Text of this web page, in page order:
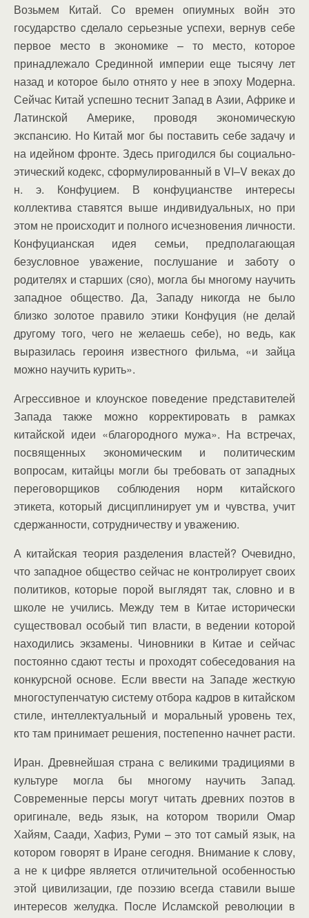
Возьмем Китай. Со времен опиумных войн это
государство сделало серьезные успехи, вернув себе
первое место в экономике – то место, которое
принадлежало Срединной империи еще тысячу лет
назад и которое было отнято у нее в эпоху Модерна.
Сейчас Китай успешно теснит Запад в Азии, Африке и
Латинской Америке, проводя экономическую
экспансию. Но Китай мог бы поставить себе задачу и
на идейном фронте. Здесь пригодился бы социально-
этический кодекс, сформулированный в VI–V веках до
н. э. Конфуцием. В конфуцианстве интересы
коллектива ставятся выше индивидуальных, но при
этом не происходит и полного исчезновения личности.
Конфуцианская идея семьи, предполагающая
безусловное уважение, послушание и заботу о
родителях и старших (сяо), могла бы многому научить
западное общество. Да, Западу никогда не было
близко золотое правило этики Конфуция (не делай
другому того, чего не желаешь себе), но ведь, как
выразилась героиня известного фильма, «и зайца
можно научить курить».
Агрессивное и клоунское поведение представителей
Запада также можно корректировать в рамках
китайской идеи «благородного мужа». На встречах,
посвященных экономическим и политическим
вопросам, китайцы могли бы требовать от западных
переговорщиков соблюдения норм китайского
этикета, который дисциплинирует ум и чувства, учит
сдержанности, сотрудничеству и уважению.
А китайская теория разделения властей? Очевидно,
что западное общество сейчас не контролирует своих
политиков, которые порой выглядят так, словно и в
школе не учились. Между тем в Китае исторически
существовал особый тип власти, в ведении которой
находились экзамены. Чиновники в Китае и сейчас
постоянно сдают тесты и проходят собеседования на
конкурсной основе. Если ввести на Западе жесткую
многоступенчатую систему отбора кадров в китайском
стиле, интеллектуальный и моральный уровень тех,
кто там принимает решения, постепенно начнет расти.
Иран. Древнейшая страна с великими традициями в
культуре могла бы многому научить Запад.
Современные персы могут читать древних поэтов в
оригинале, ведь язык, на котором творили Омар
Хайям, Саади, Хафиз, Руми – это тот самый язык, на
котором говорят в Иране сегодня. Внимание к слову,
а не к цифре является отличительной особенностью
этой цивилизации, где поэзию всегда ставили выше
интересов желудка. После Исламской революции в